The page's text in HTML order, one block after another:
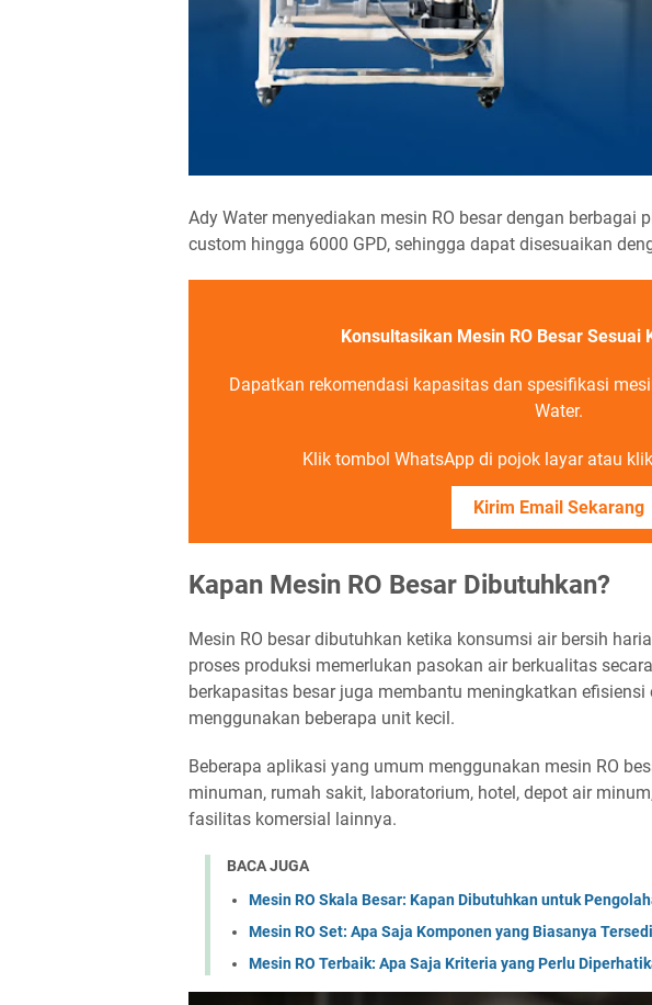
Ady Water menyediakan mesin RO besar dengan berbagai
custom hingga 6000 GPD, sehingga dapat disesuaikan
Konsultasikan Mesin RO Besar Sesuai
Dapatkan rekomendasi kapasitas dan spesifikasi
Water.
Klik tombol WhatsApp di pojok layar atau
Kirim Email Sekarang
Kapan Mesin RO Besar Dibutuhkan?
Mesin RO besar dibutuhkan ketika konsumsi air bersih
proses produksi memerlukan pasokan air berkualitas
berkapasitas besar juga membantu meningkatkan
menggunakan beberapa unit kecil.
Beberapa aplikasi yang umum menggunakan mesin RO
minuman, rumah sakit, laboratorium, hotel, depot air
fasilitas komersial lainnya.
BACA JUGA
Mesin RO Skala Besar: Kapan Dibutuhkan untuk
Mesin RO Set: Apa Saja Komponen yang Biasanya
Mesin RO Terbaik: Apa Saja Kriteria yang Perlu